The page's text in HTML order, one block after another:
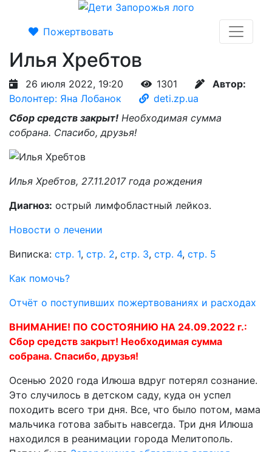
Пожертвовать
Илья Хребтов
26 июля 2022, 19:20 1301
Автор:
Волонтер: Яна Лобанок
deti.zp.ua
Сбор средств закрыт! Необходимая сумма
собрана. Спасибо, друзья!
Илья Хребтов, 27.11.2017 года рождения
Диагноз: острый лимфобластный лейкоз.
Новости о лечении
Виписка: стр. 1, стр. 2, стр. 3, стр. 4, стр. 5
Как помочь?
Отчёт о поступивших пожертвованиях и расходах
ВНИМАНИЕ! ПО СОСТОЯНИЮ НА 24.09.2022 г.:
Сбор средств закрыт! Необходимая сумма
собрана. Спасибо, друзья!
Осенью 2020 года Илюша вдруг потерял сознание.
Это случилось в детском саду, куда он успел
походить всего три дня. Все, что было потом, мама
мальчика готова забыть навсегда. Три дня Илюша
находился в реанимации города Мелитополь.